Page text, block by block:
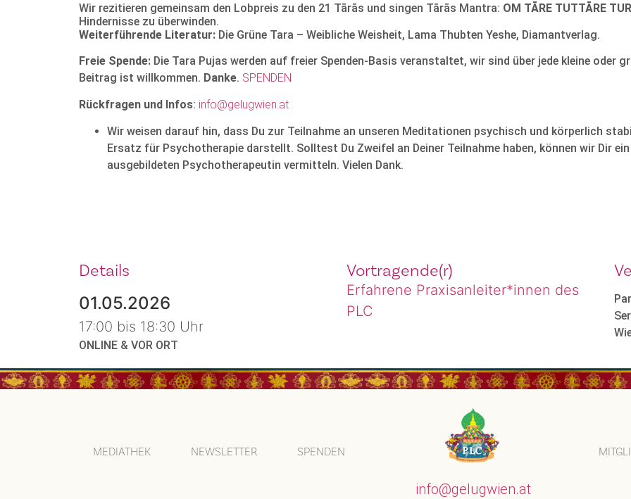
Wir rezitieren gemeinsam den Lobpreis zu den 21 Tārās und singen Tārās Mantra: OM TĀRE TUTTĀRE
Hindernisse zu überwinden.
Weiterführende Literatur: Die Grüne Tara – Weibliche Weisheit, Lama Thubten Yeshe, Diamantverlag.
Freie Spende: Die Tara Pujas werden auf freier Spenden-Basis veranstaltet, wir sind über jede kleine oder
Beitrag ist willkommen. Danke. SPENDEN
Rückfragen und Infos: info@gelugwien.at
Wir weisen darauf hin, dass Du zur Teilnahme an unseren Meditationen psychisch und körperlich
Ersatz für Psychotherapie darstellt. Solltest Du Zweifel an Deiner Teilnahme haben, können wir Dir
ausgebildeten Psychotherapeutin vermitteln. Vielen Dank.
Details
01.05.2026
17:00 bis 18:30 Uhr
ONLINE & VOR ORT
Vortragende(r)
Erfahrene Praxisanleiter*innen des
PLC
MEDIATHEK NEWSLETTER SPENDEN
info@gelugwien.at